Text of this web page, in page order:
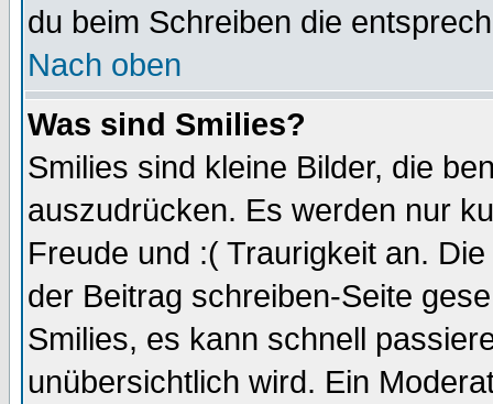
du beim Schreiben die
Nach oben
Was sind Smilies?
Smilies sind kleine Bilder, die
auszudrücken. Es werden nur
Freude und :( Traurigkeit an.
der Beitrag schreiben-Seite
Smilies, es kann schnell
unübersichtlich wird. Ein